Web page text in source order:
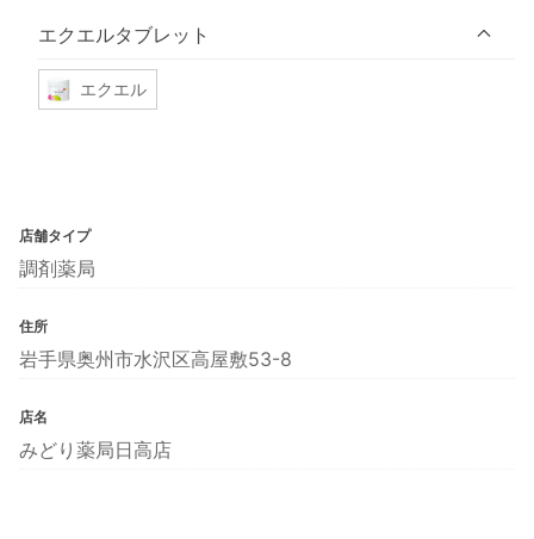
エクエルタブレット
エクエル
店舗タイプ
調剤薬局
住所
岩手県奥州市水沢区高屋敷53-8
店名
みどり薬局日高店